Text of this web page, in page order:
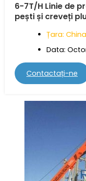
6-7T/H Linie de
pești și creveți
Țara: China
Data:
Contactați-ne